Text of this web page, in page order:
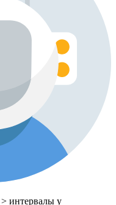
> интервалы у